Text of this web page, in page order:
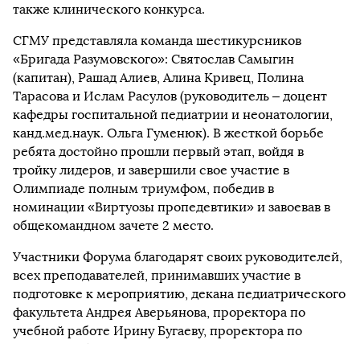
также клинического конкурса.
СГМУ представляла команда шестикурсников
«Бригада Разумовского»: Святослав Самыгин
(капитан), Рашад Алиев, Алина Кривец, Полина
Тарасова и Ислам Расулов (руководитель – доцент
кафедры госпитальной педиатрии и неонатологии,
канд.мед.наук. Ольга Гуменюк). В жесткой борьбе
ребята достойно прошли первый этап, войдя в
тройку лидеров, и завершили свое участие в
Олимпиаде полным триумфом, победив в
номинации «Виртуозы пропедевтики» и завоевав в
общекомандном зачете 2 место.
Участники Форума благодарят своих руководителей,
всех преподавателей, принимавших участие в
подготовке к мероприятию, декана педиатрического
факультета Андрея Аверьянова, проректора по
учебной работе Ирину Бугаеву, проректора по